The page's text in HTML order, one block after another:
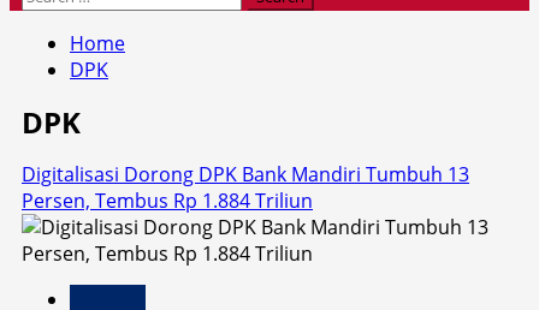
Home
DPK
DPK
Digitalisasi Dorong DPK Bank Mandiri Tumbuh 13
Persen, Tembus Rp 1.884 Triliun